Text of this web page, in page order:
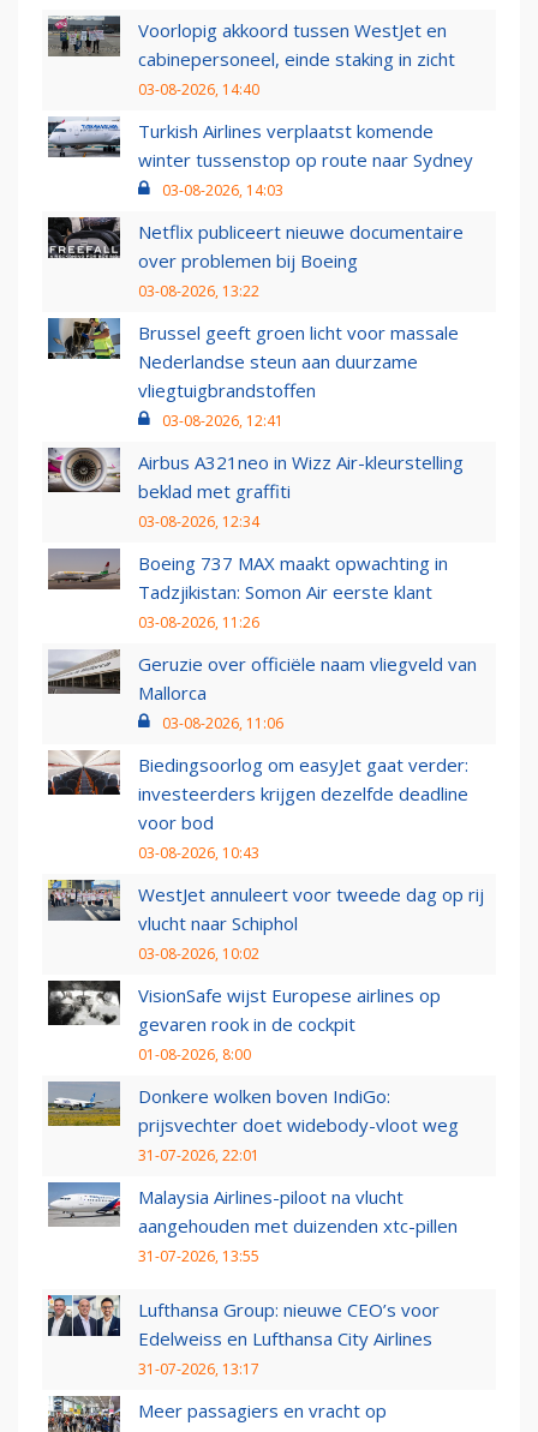
Voorlopig akkoord tussen WestJet en
cabinepersoneel, einde staking in zicht
03-08-2026, 14:40
Turkish Airlines verplaatst komende
winter tussenstop op route naar Sydney
03-08-2026, 14:03
Netflix publiceert nieuwe documentaire
over problemen bij Boeing
03-08-2026, 13:22
Brussel geeft groen licht voor massale
Nederlandse steun aan duurzame
vliegtuigbrandstoffen
03-08-2026, 12:41
Airbus A321neo in Wizz Air-kleurstelling
beklad met graffiti
03-08-2026, 12:34
Boeing 737 MAX maakt opwachting in
Tadzjikistan: Somon Air eerste klant
03-08-2026, 11:26
Geruzie over officiële naam vliegveld van
Mallorca
03-08-2026, 11:06
Biedingsoorlog om easyJet gaat verder:
investeerders krijgen dezelfde deadline
voor bod
03-08-2026, 10:43
WestJet annuleert voor tweede dag op rij
vlucht naar Schiphol
03-08-2026, 10:02
VisionSafe wijst Europese airlines op
gevaren rook in de cockpit
01-08-2026, 8:00
Donkere wolken boven IndiGo:
prijsvechter doet widebody-vloot weg
31-07-2026, 22:01
Malaysia Airlines-piloot na vlucht
aangehouden met duizenden xtc-pillen
31-07-2026, 13:55
Lufthansa Group: nieuwe CEO’s voor
Edelweiss en Lufthansa City Airlines
31-07-2026, 13:17
Meer passagiers en vracht op